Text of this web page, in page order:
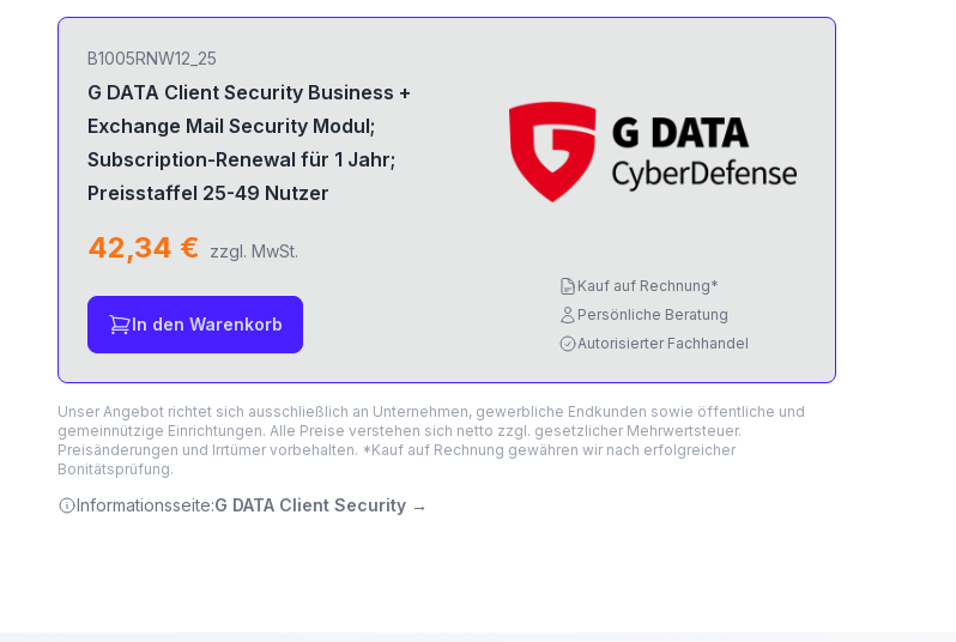
B1005RNW12_25
G DATA Client Security Business +
Exchange Mail Security Modul;
Subscription-Renewal für 1 Jahr;
Preisstaffel 25-49 Nutzer
42,34 € zzgl. MwSt.
In den Warenkorb
Kauf auf Rechnung*
Persönliche Beratung
Autorisierter Fachhandel
Unser Angebot richtet sich ausschließlich an Unternehmen, gewerbliche Endkunden sowie öffentliche und
gemeinnützige Einrichtungen. Alle Preise verstehen sich netto zzgl. gesetzlicher Mehrwertsteuer.
Preisänderungen und Irrtümer vorbehalten. *Kauf auf Rechnung gewähren wir nach erfolgreicher
Bonitätsprüfung.
Informationsseite:G DATA Client Security →